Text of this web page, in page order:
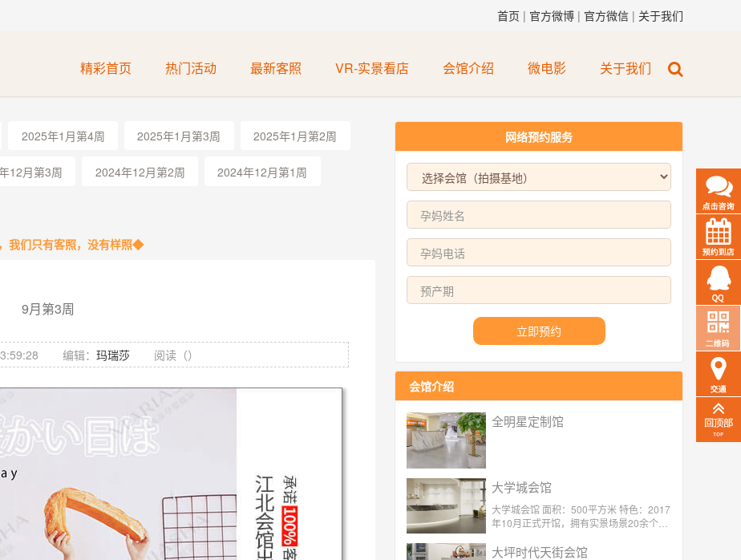
首页 | 官方微博 | 官方微信 | 关于我们
精彩首页 热门活动 最新客照 VR-实景看店 会馆介绍 微电影 关于我们
2025年1月第4周 2025年1月第3周 2025年1月第2周
12月第3周 2024年12月第2周 2024年12月第1周
我们只有客照，没有样照◆
9月第3周
编辑： 玛瑞莎 阅读（）
网络预约服务
立即预约
会馆介绍
全明星定制馆
大学城会馆
大学城会馆 面积：500平方米 特色：2017
年10月正式开馆，拥有实景场景20余个，
待顾客4对。
大坪时代天街会馆